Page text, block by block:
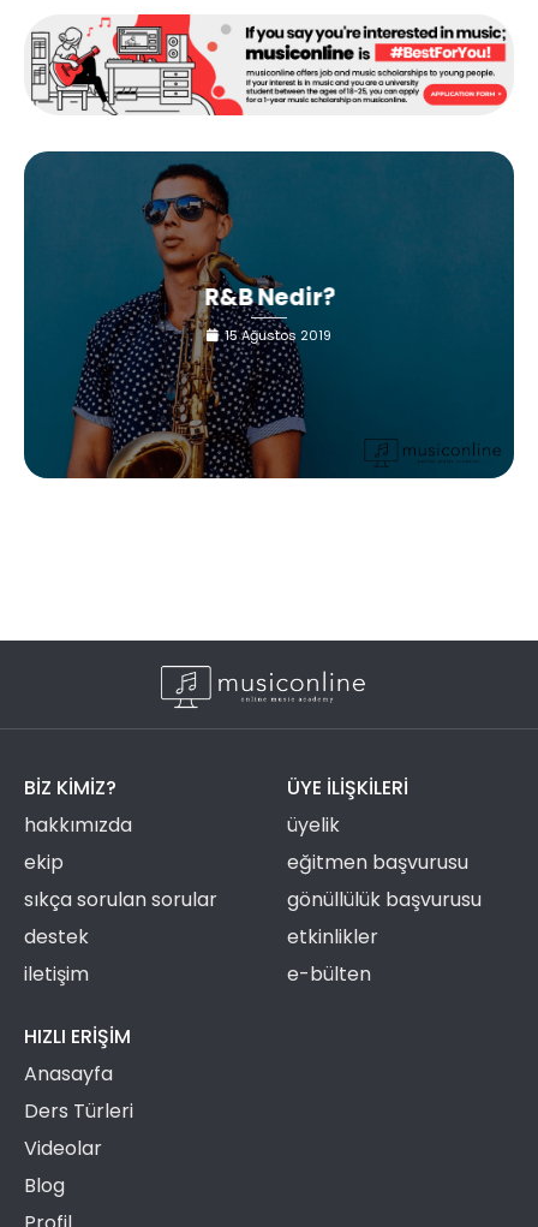
R&B Nedir?
15 Ağustos 2019
BIZ KIMIZ?
hakkımızda
ekip
sıkça sorulan sorular
destek
iletişim
ÜYE ILIŞKILERI
üyelik
eğitmen başvurusu
gönüllülük başvurusu
etkinlikler
e-bülten
HIZLI ERIŞIM
Anasayfa
Ders Türleri
Videolar
Blog